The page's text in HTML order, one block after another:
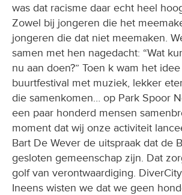
was dat racisme daar echt heel
Zowel bij jongeren die het
jongeren die dat niet meemaken.
samen met hen nagedacht: “Wat
nu aan doen?” Toen k wam het
buurtfestival met muziek, lekker
die samenkomen… op Park Spoor
een paar honderd mensen
moment dat wij onze activiteit
Bart De Wever de uitspraak dat de
gesloten gemeenschap zijn. Dat
golf van verontwaardiging.
Ineens wisten we dat we geen